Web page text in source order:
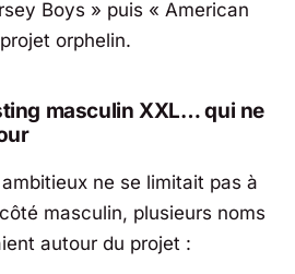
Boys » puis « American
orphelin.
masculin XXL… qui ne
ne se limitait pas à
masculin, plusieurs noms
autour du projet :